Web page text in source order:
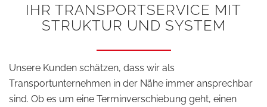
IHR TRANSPORTSERVICE MIT
STRUKTUR UND SYSTEM
Unsere Kunden schätzen, dass wir als
Transportunternehmen in der Nähe immer ansprechbar
sind. Ob es um eine Terminverschiebung geht, einen